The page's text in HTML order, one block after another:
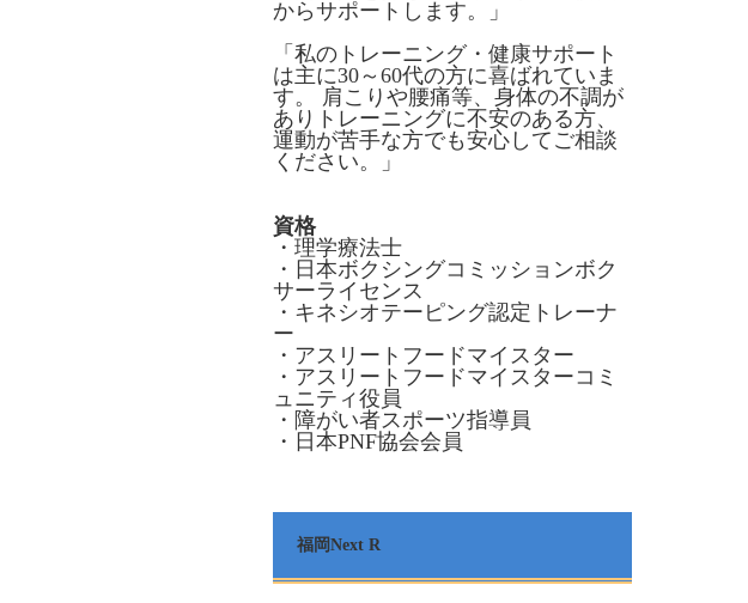
からサポートします。」
「私のトレーニング・健康サポート
は主に30～60代の方に喜ばれていま
す。 肩こりや腰痛等、身体の不調が
ありトレーニングに不安のある方、
運動が苦手な方でも安心してご相談
ください。」
資格
・理学療法士
・日本ボクシングコミッションボク
サーライセンス
・キネシオテーピング認定トレーナ
ー
・アスリートフードマイスター
・アスリートフードマイスターコミ
ュニティ役員
・障がい者スポーツ指導員
・日本PNF協会会員
福岡Next R